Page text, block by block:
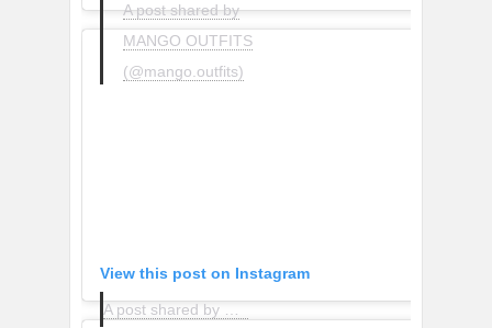
A post shared by
MANGO OUTFITS
(@mango.outfits)
View this post on Instagram